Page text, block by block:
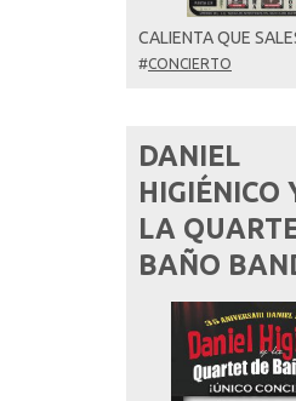
CALIENTA QUE
#CONCIERTO
DANIEL
HIGIÉNICO
LA
BAÑO